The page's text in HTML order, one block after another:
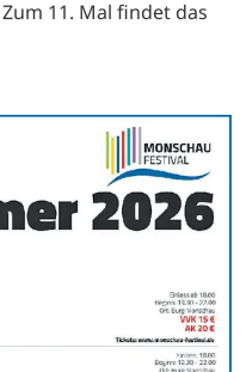
11. Mal findet das